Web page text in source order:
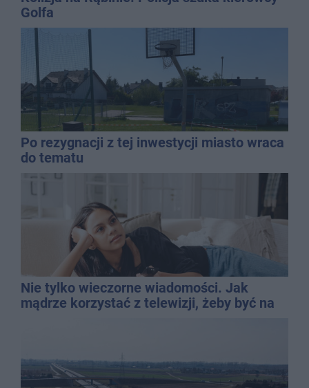
Golfa
Po rezygnacji z tej inwestycji miasto wraca
do tematu
Nie tylko wieczorne wiadomości. Jak
mądrze korzystać z telewizji, żeby być na